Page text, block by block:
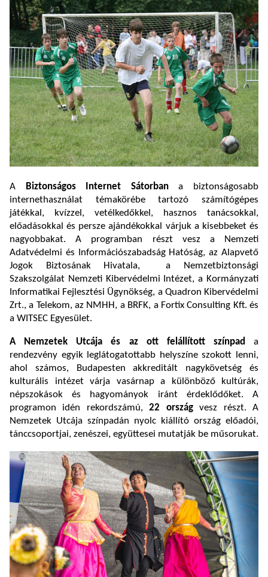
A Biztonságos Internet Sátorbana biztonságosabb
internethasználat témakörébe tartozó számítógépes
játékkal, kvízzel, vetélkedőkkel, hasznos tanácsokkal,
előadásokkal és persze ajándékokkal várjuk a kisebbeket és
nagyobbakat. A programban részt vesz a Nemzeti
Adatvédelmi és Információszabadság Hatóság, az Alapvető
Jogok Biztosának Hivatala, a Nemzetbiztonsági
Szakszolgálat Nemzeti Kibervédelmi Intézet, a Kormányzati
Informatikai Fejlesztési Ügynökség, a Quadron Kibervédelmi
Zrt., a Telekom, az NMHH, a BRFK, a Fortix Consulting Kft. és
a WITSEC Egyesület.
A Nemzetek Utcája és az ott felállított színpad
a
rendezvény egyik leglátogatottabb helyszíne szokott lenni,
ahol számos, Budapesten akkreditált nagykövetség és
kulturális intézet várja vasárnap a különböző kultúrák,
népszokások és hagyományok iránt érdeklődőket. A
programon idén rekordszámú,22 országvesz részt. A
Nemzetek Utcája színpadán nyolc kiállító ország előadói,
tánccsoportjai, zenészei, együttesei mutatják be műsorukat.